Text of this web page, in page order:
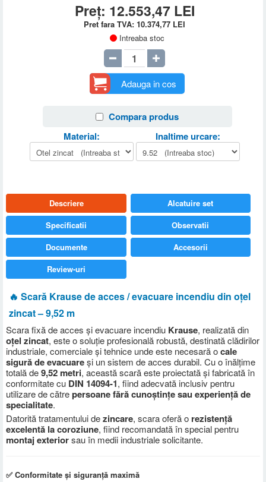
Preț: 12.553,47 LEI
Pret fara TVA:10.374,77 LEI
Intreaba stoc
Adauga in cos
Compara produs
Material:
Inaltime urcare:
Descriere
🔥 Scară Krause de acces / evacuare incendiu din oțel
zincat – 9,52 m
Scara fixă de acces și evacuare incendiu Krause, realizată din
oțel zincat, este o soluție profesională robustă, destinată clădirilor
industriale, comerciale și tehnice unde este necesară ocale
sigură de evacuareși un sistem de acces durabil. Cu o înălțime
totală de9,52 metri, această scară este proiectată și fabricată în
conformitate cu DIN 14094-1, fiind adecvată inclusiv pentru
utilizare de cătrepersoane fără cunoștințe sau experiență de
specialitate.
Datorită tratamentului dezincare, scara oferă o rezistență
excelentă la coroziune, fiind recomandată în special pentru
montaj exteriorsau în medii industriale solicitante.
✅ Conformitate și siguranță maximă
Alcatuire set
Specificatii
Observatii
Documente
Accesorii
Review-uri